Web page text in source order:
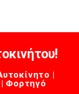
|
Φορτηγό